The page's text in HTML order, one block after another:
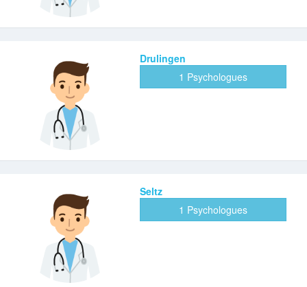
Drulingen
1 Psychologues
Seltz
1 Psychologues